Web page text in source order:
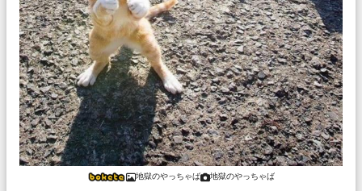
地獄のやっちゃば 地獄のやっちゃば